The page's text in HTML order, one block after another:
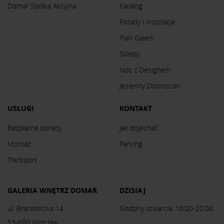
Domar Spółka Akcyjna
Katalog
Porady i inspiracje
Plan Galerii
Sklepy
Noc z Designem
Jesienny Dobrostan
USŁUGI
Bezpłatne porady
Montaż
Transport
KONTAKT
Jak dojechać
Parking
GALERIA WNĘTRZ DOMAR
ul. Braniborska 14
DZISIAJ
Godziny otwarcia: 10:00-20:00